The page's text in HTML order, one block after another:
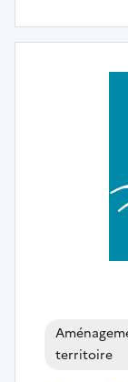
territoire